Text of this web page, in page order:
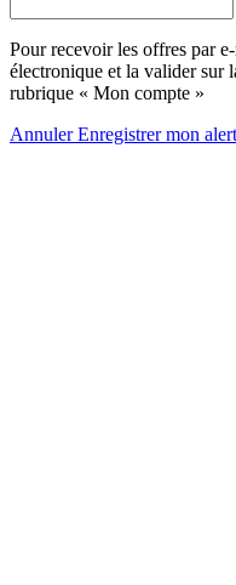
Pour recevoir les offres par
électronique et la valider sur
rubrique « Mon compte »
AnnulerEnregistrer mon